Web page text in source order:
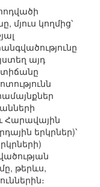
մյուս կողմից՝
այդ
Հարավային
երկրներ)՝
թերևս,